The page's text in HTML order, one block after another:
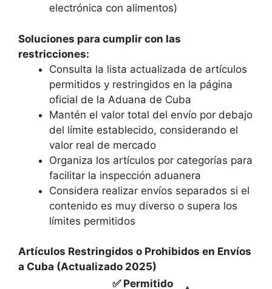
electrónica con alimentos)
Soluciones para cumplir con las
restricciones:
Consulta la lista actualizada de artículos
permitidos y restringidos en la página
oficial de la Aduana de Cuba
Mantén el valor total del envío por debajo
del límite establecido, considerando el
valor real de mercado
Organiza los artículos por categorías para
facilitar la inspección aduanera
Considera realizar envíos separados si el
contenido es muy diverso o supera los
límites permitidos
Artículos Restringidos o Prohibidos en Envíos
a Cuba (Actualizado 2025)
✅ Permitido